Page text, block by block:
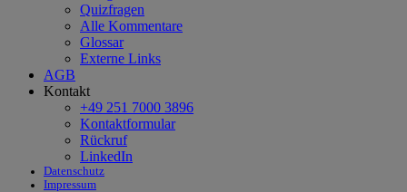
Quizfragen
Alle Kommentare
Glossar
Externe Links
AGB
Kontakt
+49 251 7000 3896
Kontaktformular
Rückruf
LinkedIn
Datenschutz
Impressum